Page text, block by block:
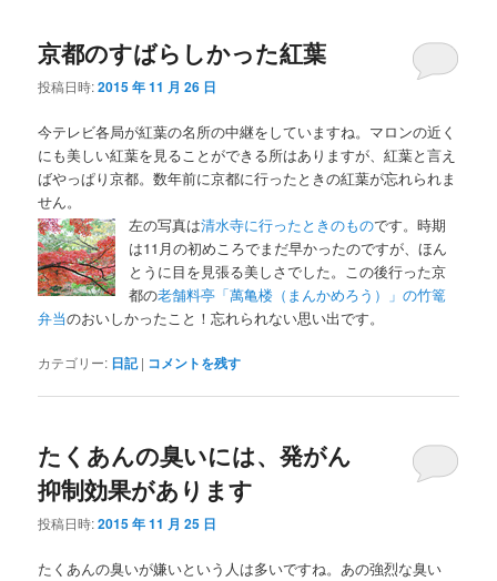
京都のすばらしかった紅葉
投稿日時:2015 年 11 月 26 日
今テレビ各局が紅葉の名所の中継をしていますね。マロンの近く
にも美しい紅葉を見ることができる所はありますが、紅葉と言え
ばやっぱり京都。数年前に京都に行ったときの紅葉が忘れられま
せん。
左の写真は清水寺に行ったときのものです。時期
は11月の初めころでまだ早かったのですが、ほん
とうに目を見張る美しさでした。この後行った京
都の老舗料亭「萬亀楼（まんかめろう）」の竹篭
弁当のおいしかったこと！忘れられない思い出です。
カテゴリー: 日記 | コメントを残す
たくあんの臭いには、発がん
抑制効果があります
投稿日時:2015 年 11 月 25 日
たくあんの臭いが嫌いという人は多いですね。あの強烈な臭い